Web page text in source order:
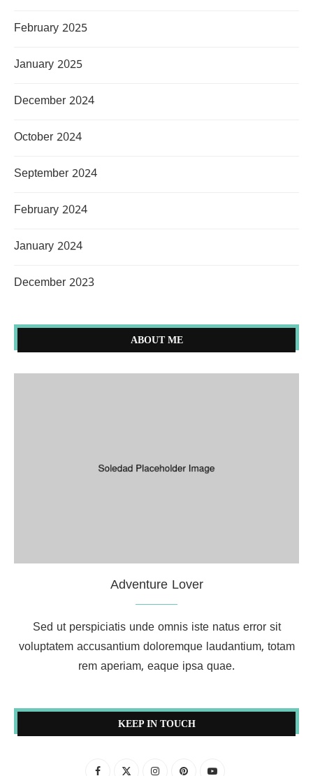
February 2025
January 2025
December 2024
October 2024
September 2024
February 2024
January 2024
December 2023
ABOUT ME
Adventure Lover
Sed ut perspiciatis unde omnis iste natus error sit
voluptatem accusantium doloremque laudantium, totam
rem aperiam, eaque ipsa quae.
KEEP IN TOUCH